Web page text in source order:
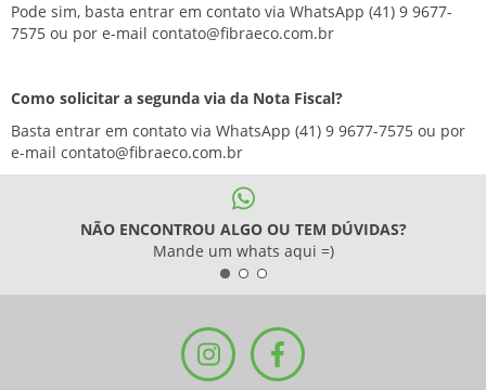
Pode sim, basta entrar em contato via WhatsApp (41) 9 9677-
7575 ou por e-mail contato@fibraeco.com.br
Como solicitar a segunda via da Nota Fiscal?
Basta entrar em contato via WhatsApp (41) 9 9677-7575 ou por
e-mail contato@fibraeco.com.br
NÃO ENCONTROU ALGO OU TEM DÚVIDAS?
Mande um whats aqui =)